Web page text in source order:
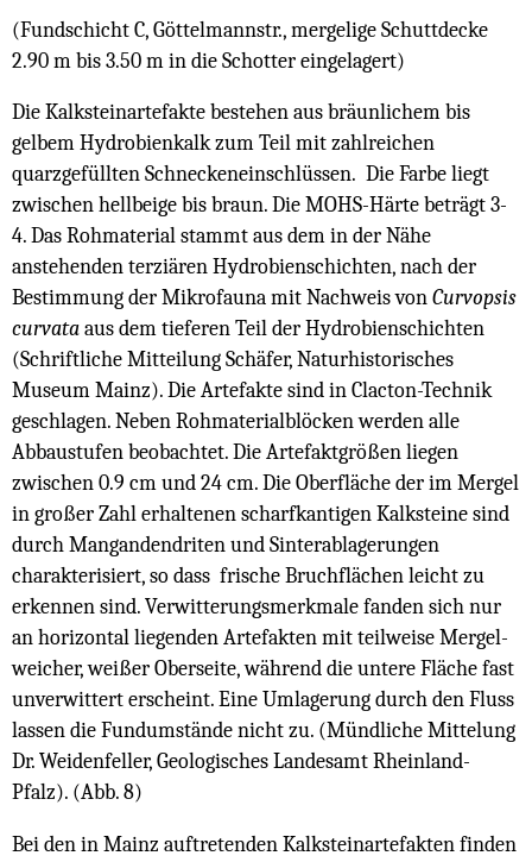
(Fundschicht C, Göttelmannstr., mergelige Schuttdecke
2.90 m bis 3.50 m in die Schotter eingelagert)
Die Kalksteinartefakte bestehen aus bräunlichem bis
gelbem Hydrobienkalk zum Teil mit zahlreichen
quarzgefüllten Schneckeneinschlüssen. Die Farbe liegt
zwischen hellbeige bis braun. Die MOHS-Härte beträgt 3-
4. Das Rohmaterial stammt aus dem in der Nähe
anstehenden terziären Hydrobienschichten, nach der
Bestimmung der Mikrofauna mit Nachweis von Curvopsis
curvata aus dem tieferen Teil der Hydrobienschichten
(Schriftliche Mitteilung Schäfer, Naturhistorisches
Museum Mainz). Die Artefakte sind in Clacton-Technik
geschlagen. Neben Rohmaterialblöcken werden alle
Abbaustufen beobachtet. Die Artefaktgrößen liegen
zwischen 0.9 cm und 24 cm. Die Oberfläche der im Mergel
in großer Zahl erhaltenen scharfkantigen Kalksteine sind
durch Mangandendriten und Sinterablagerungen
charakterisiert, so dass frische Bruchflächen leicht zu
erkennen sind. Verwitterungsmerkmale fanden sich nur
an horizontal liegenden Artefakten mit teilweise Mergel-
weicher, weißer Oberseite, während die untere Fläche fast
unverwittert erscheint. Eine Umlagerung durch den Fluss
lassen die Fundumstände nicht zu. (Mündliche Mittelung
Dr. Weidenfeller, Geologisches Landesamt Rheinland-
Pfalz). (Abb. 8)
Bei den in Mainz auftretenden Kalksteinartefakten finden